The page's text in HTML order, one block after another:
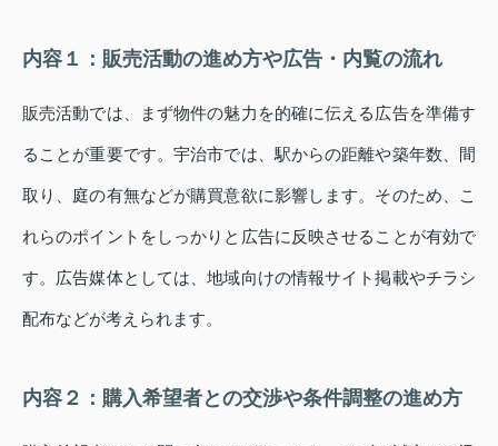
内容１：販売活動の進め方や広告・内覧の流れ
販売活動では、まず物件の魅力を的確に伝える広告を準備す
ることが重要です。宇治市では、駅からの距離や築年数、間
取り、庭の有無などが購買意欲に影響します。そのため、こ
れらのポイントをしっかりと広告に反映させることが有効で
す。広告媒体としては、地域向けの情報サイト掲載やチラシ
配布などが考えられます。
内容２：購入希望者との交渉や条件調整の進め方